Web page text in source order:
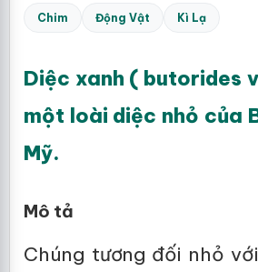
Chim Động Vật Kì Lạ
Diệc xanh ( butorides
một loài diệc nhỏ của
Mỹ.
Mô tả
Chúng tương đối nhỏ